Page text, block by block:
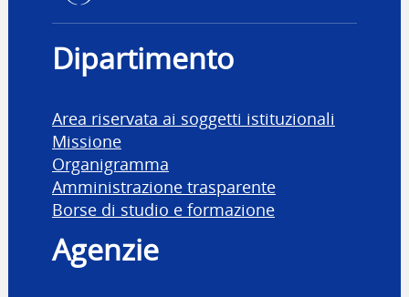
Dipartimento delle
Dipartimento
Area riservata ai soggetti istituzionali
Missione
Organigramma
Amministrazione trasparente
Borse di studio e formazione
Agenzie